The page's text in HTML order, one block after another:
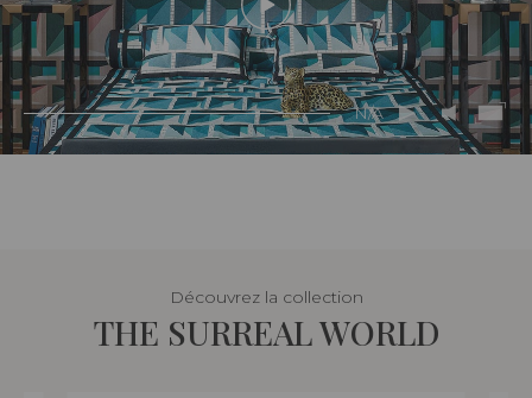
N/A
Découvrez la collection
THE SURREAL WORLD